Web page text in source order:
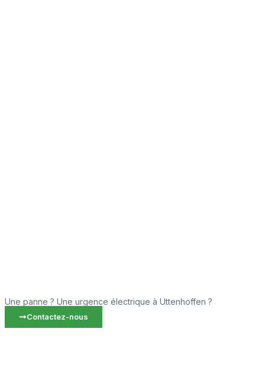
Une panne ? Une urgence électrique à Uttenhoffen ?
Contactez-nous